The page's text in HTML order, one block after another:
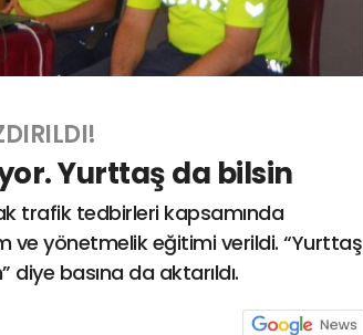
Yurttaş da bilsin
trafik tedbirleri kapsamında
ve yönetmelik eğitimi verildi. “Yurttaş
basına da aktarıldı.